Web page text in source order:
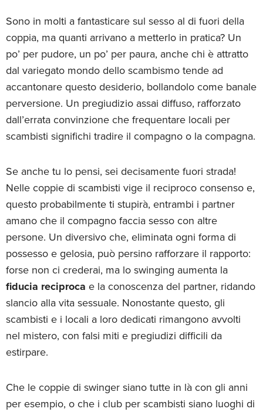
Sono in molti a fantasticare sul sesso al di fuori della
coppia, ma quanti arrivano a metterlo in pratica? Un
po’ per pudore, un po’ per paura, anche chi è attratto
dal variegato mondo dello scambismo tende ad
accantonare questo desiderio, bollandolo come banale
perversione. Un pregiudizio assai diffuso, rafforzato
dall’errata convinzione che frequentare locali per
scambisti significhi tradire il compagno o la compagna.
Se anche tu lo pensi, sei decisamente fuori strada!
Nelle coppie di scambisti vige il reciproco consenso e,
questo probabilmente ti stupirà, entrambi i partner
amano che il compagno faccia sesso con altre
persone. Un diversivo che, eliminata ogni forma di
possesso e gelosia, può persino rafforzare il rapporto:
forse non ci crederai, ma lo swinging aumenta la
fiducia reciproca e la conoscenza del partner, ridando
slancio alla vita sessuale. Nonostante questo, gli
scambisti e i locali a loro dedicati rimangono avvolti
nel mistero, con falsi miti e pregiudizi difficili da
estirpare.
Che le coppie di swinger siano tutte in là con gli anni
per esempio, o che i club per scambisti siano luoghi di